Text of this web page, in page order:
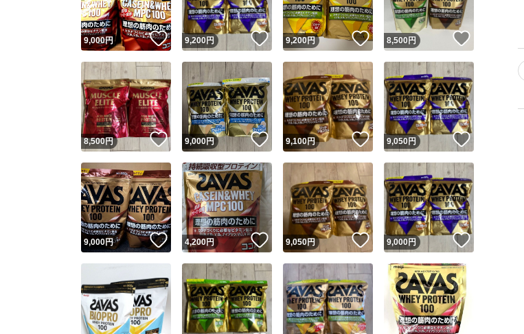
ユーザーの実績について
Yahoo!フリマが定めた一定の基準を満たしたユーザーにバ
安心取引出品者
安心取引出品者 Yahoo!フリマの基準をクリアした安
この商品の情報をコピーし
9,000円 いいね！
9,200円 いいね！
9,200円 いいね！
8,500円
8,500円 いいね！
9,000円 いいね！
9,100円 いいね！
9,050円
9,000円 いいね！
4,200円 いいね！
9,050円 いいね！
9,000円